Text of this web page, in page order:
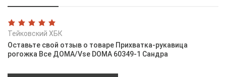
Тейковский ХБК
Оставьте свой отзыв о товаре Прихватка-рукавица
рогожка Все ДОМА/Vse DOMA 60349-1 Сандра